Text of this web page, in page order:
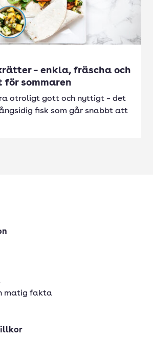
– enkla, fräscha och
för sommaren
otroligt gott och nyttigt – det
fisk som går snabbt att
matig fakta